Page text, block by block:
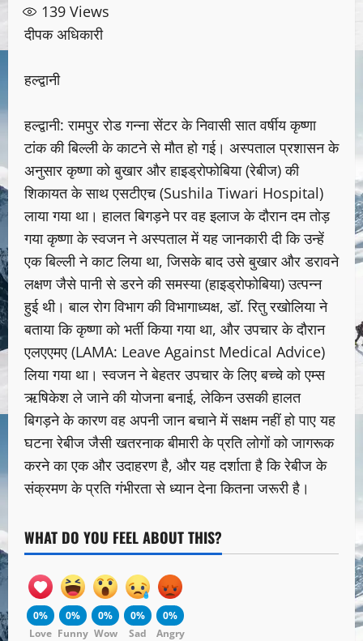
139 Views
दीपक अधिकारी
हल्द्वानी
हल्द्वानी: रामपुर रोड गन्ना सेंटर के निवासी सात वर्षीय कृष्णा
टांक की बिल्ली के काटने से मौत हो गई। अस्पताल प्रशासन के
अनुसार कृष्णा को बुखार और हाइड्रोफोबिया (रेबीज) की
शिकायत के साथ एसटीएच (Sushila Tiwari Hospital)
लाया गया था। हालत बिगड़ने पर वह इलाज के दौरान दम तोड़
गया कृष्णा के स्वजन ने अस्पताल में यह जानकारी दी कि उन्हें
एक बिल्ली ने काट लिया था, जिसके बाद उसे बुखार और डरावने
लक्षण जैसे पानी से डरने की समस्या (हाइड्रोफोबिया) उत्पन्न
हुई थी। बाल रोग विभाग की विभागाध्यक्ष, डॉ. रितु रखोलिया ने
बताया कि कृष्णा को भर्ती किया गया था, और उपचार के दौरान
एलएएमए (LAMA: Leave Against Medical Advice)
लिया गया था। स्वजन ने बेहतर उपचार के लिए बच्चे को एम्स
ऋषिकेश ले जाने की योजना बनाई, लेकिन उसकी हालत
बिगड़ने के कारण वह अपनी जान बचाने में सक्षम नहीं हो पाए यह
घटना रेबीज जैसी खतरनाक बीमारी के प्रति लोगों को जागरूक
करने का एक और उदाहरण है, और यह दर्शाता है कि रेबीज के
संक्रमण के प्रति गंभीरता से ध्यान देना कितना जरूरी है।
WHAT DO YOU FEEL ABOUT THIS?
0%
Love
0%
Funny
0%
Wow
0%
Sad
0%
Angry